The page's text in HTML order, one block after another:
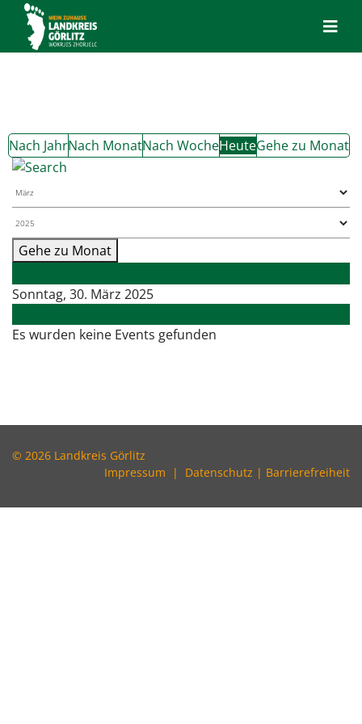
Nach JahrNach MonatNach WocheHeuteGehe zu Monat
Gehe zu Monat
Sonntag, 30. März 2025
Es wurden keine Events gefunden
© 2026 Landkreis Görlitz
Impressum | Datenschutz | Barrierefreiheit